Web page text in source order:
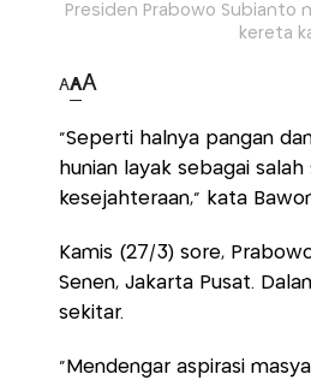
Presiden Prabowo Subianto
kereta
AAA
"Seperti halnya pangan
hunian layak sebagai
kesejahteraan," kata
Kamis (27/3) sore,
Senen, Jakarta Pusat.
sekitar.
"Mendengar aspirasi